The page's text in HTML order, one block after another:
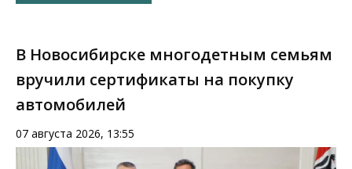
В Новосибирске многодетным семьям
вручили сертификаты на покупку
автомобилей
07 августа 2026, 13:55